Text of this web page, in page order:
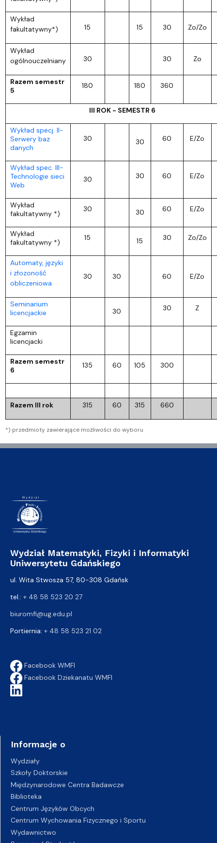
Wykład
fakultatywny*)
15 15 30 Zo/Zo
Wykład
ogólnouczelniany
30 30 Zo
Razem semestr
5
180 180 360
III ROK - SEMESTR 6
Wykład specj. II-
Serwery baz
danych
30 30 60 E/Zo
Wykład spec. III-
Technologie sieci
Web
30 30 60 E/Zo
Wykład
fakultatywny *)
30 30 60 E/Zo
Wykład
fakultatywny *)
15 15 30 Zo/Zo
Automaty, języki
i złozoność
obliczeniowa
30 30 60 E/Zo
Seminarium
licencjackie
30 30 Z
Egzamin
licencjacki
Razem semestr
6
135 60 105 300
Razem III rok 315 60 315 660
*) przedmioty zawierające możliwości do wyboru
Wydział Matematyki, Fizyki i Informatyki
Uniwersytetu Gdańskiego
ul. Wita Stwosza 57, 80-308 Gdańsk
tel.: + 48 58 523 20 27
biuromfi@ug.edu.pl
Portiernia: + 48 58 523 21 02
Facebook WMFI
Facebook Dziekanatu WMFI
Informacje o
Wydziały
Szkoły Doktorskie
Międzynarodowe Centra Badawcze
Biblioteka
Centrum Języków Obcych
Centrum Wychowania Fizycznego i Sportu
Wydawnictwo